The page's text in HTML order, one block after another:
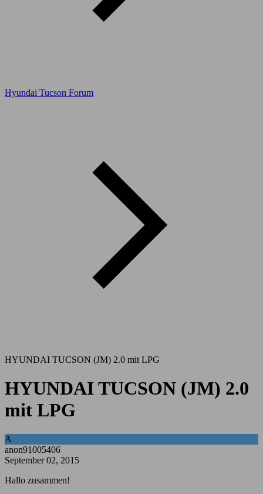
Hyundai Tucson Forum
HYUNDAI TUCSON (JM) 2.0 mit LPG
HYUNDAI TUCSON (JM) 2.0
mit LPG
A
anon91005406
September 02, 2015
Hallo zusammen!